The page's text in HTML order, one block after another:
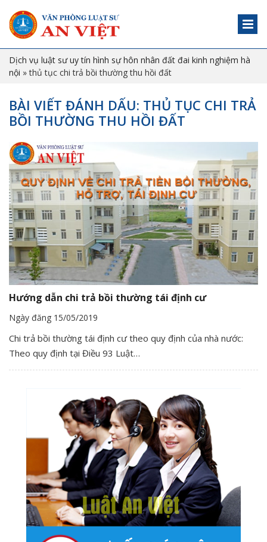
Dịch vụ luật sư uy tín hình sự hôn nhân đất đai kinh nghiệm hà
nội »thủ tục chi trả bồi thường thu hồi đất
BÀI VIẾT ĐÁNH DẤU: THỦ TỤC CHI TRẢ
BỒI THƯỜNG THU HỒI ĐẤT
Hướng dẫn chi trả bồi thường tái định cư
Ngày đăng 15/05/2019
Chi trả bồi thường tái định cư theo quy định của nhà nước:
Theo quy định tại Điều 93 Luật…